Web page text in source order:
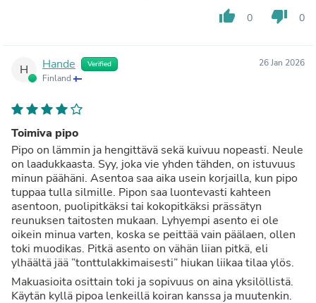
thumb_up 0 thumb_down 0
H Hande Verified
Finland
26 Jan 2026
Toimiva pipo
Pipo on lämmin ja hengittävä sekä kuivuu nopeasti. Neule
on laadukkaasta. Syy, joka vie yhden tähden, on istuvuus
minun päähäni. Asentoa saa aika usein korjailla, kun pipo
tuppaa tulla silmille. Pipon saa luontevasti kahteen
asentoon, puolipitkäksi tai kokopitkäksi prässätyn
reunuksen taitosten mukaan. Lyhyempi asento ei ole
oikein minua varten, koska se peittää vain päälaen, ollen
toki muodikas. Pitkä asento on vähän liian pitkä, eli
ylhäältä jää ”tonttulakkimaisesti” hiukan liikaa tilaa ylös.
Makuasioita osittain toki ja sopivuus on aina yksilöllistä.
Käytän kyllä pipoa lenkeillä koiran kanssa ja muutenkin.